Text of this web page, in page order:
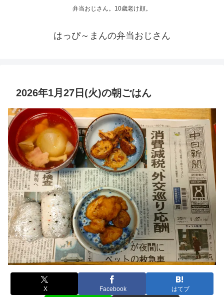
弁当おじさん。10歳老け顔。
はっぴ～まんの弁当おじさん
2026年1月27日(火)の朝ごはん
X Facebook はてブ